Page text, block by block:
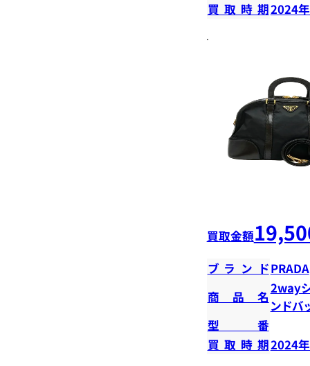
買取時期2024
買取金額
ブランドPRADA
商品名
2way
ンドバ
型番
買取時期2024